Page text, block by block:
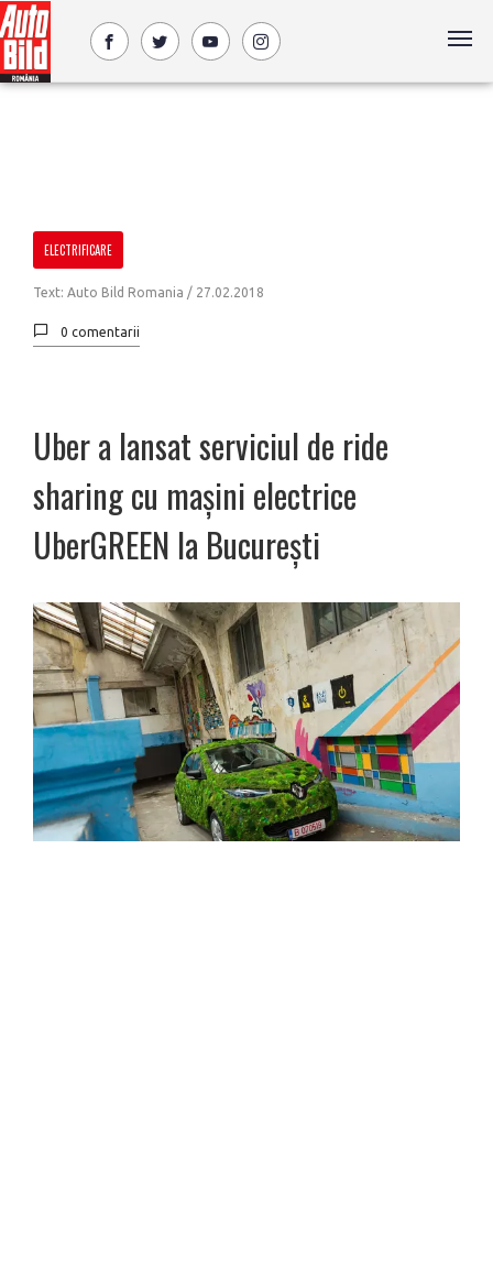
ELECTRIFICARE
Text: Auto Bild Romania / 27.02.2018
0 comentarii
Uber a lansat serviciul de ride
sharing cu maşini electrice
UberGREEN la Bucureşti